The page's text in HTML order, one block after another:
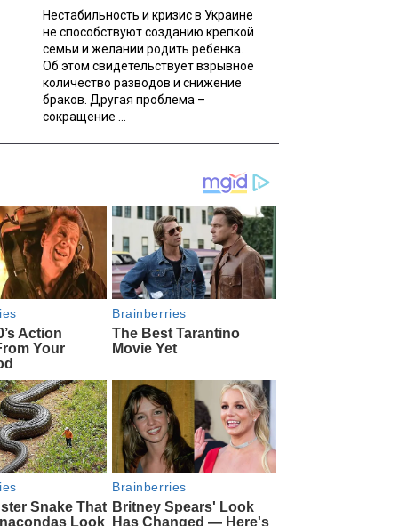
Нестабильность и кризис в Украине
не способствуют созданию крепкой
семьи и желании родить ребенка.
Об этом свидетельствует взрывное
количество разводов и снижение
браков. Другая проблема –
сокращение ...